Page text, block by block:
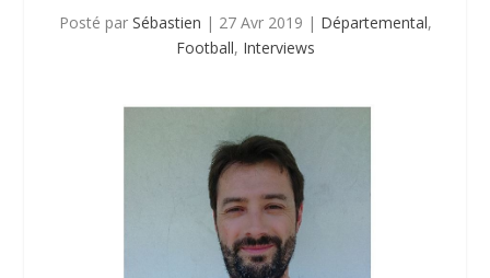
Posté par Sébastien | 27 Avr 2019 | Départemental,
Football, Interviews